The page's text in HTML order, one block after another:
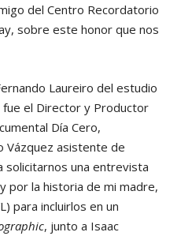
del Centro Recordatorio
sobre este honor que nos
Laureiro del estudio
fue el Director y Productor
Día Cero,
Vázquez asistente de
una entrevista
por la historia de mi madre,
para incluirlos en un
, junto a Isaac